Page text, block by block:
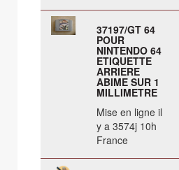
37197/GT 64
POUR
NINTENDO 64
ETIQUETTE
ARRIERE
ABIME SUR 1
MILLIMETRE
Mise en ligne il
y a 3574j 10h
France